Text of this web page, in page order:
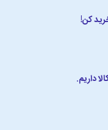
کن!
داریم.